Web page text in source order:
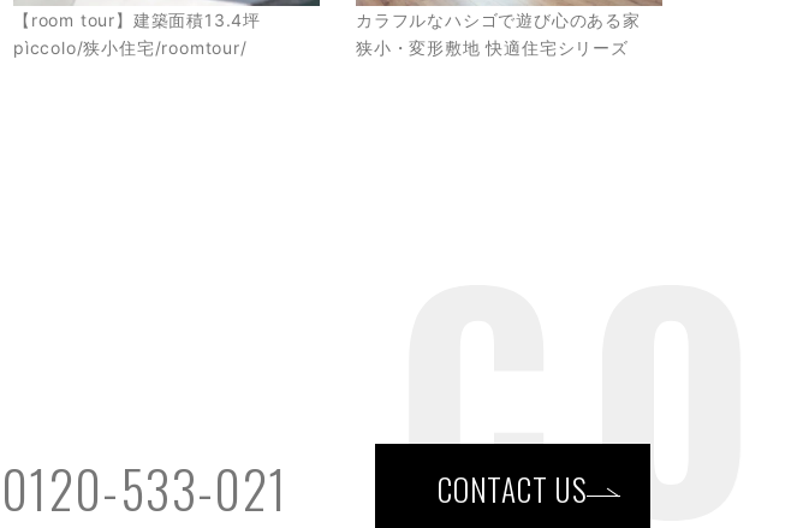
【room tour】建築面積13.4坪
pìccolo/狭小住宅/roomtour/
カラフルなハシゴで遊び心のある家
狭小・変形敷地 快適住宅シリーズ
533-021 CONTACT US